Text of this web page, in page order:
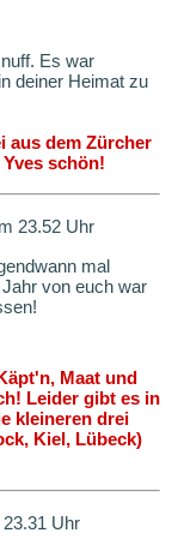
Es war
deiner Heimat zu
aus dem Zürcher
schön!
23.52 Uhr
mal
von euch war
Maat und
Leider gibt es in
kleineren drei
Kiel, Lübeck)
Uhr